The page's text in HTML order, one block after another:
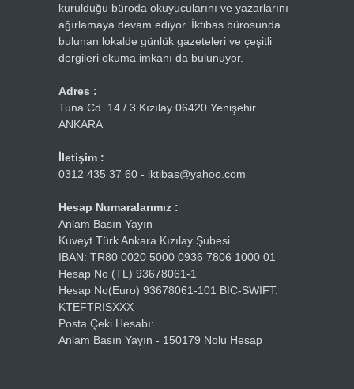
kurulduğu büroda okuyucularını ve yazarlarını
ağırlamaya devam ediyor. İktibas bürosunda
bulunan lokalde günlük gazeteleri ve çeşitli
dergileri okuma imkanı da bulunuyor.
Adres :
Tuna Cd. 14 / 3 Kızılay 06420 Yenişehir
ANKARA
İletişim :
0312 435 37 60 - iktibas@yahoo.com
Hesap Numaralarımız :
Anlam Basın Yayın
Kuveyt Türk Ankara Kızılay Şubesi
IBAN: TR80 0020 5000 0936 7806 1000 01
Hesap No (TL) 93678061-1
Hesap No(Euro) 93678061-101 BIC-SWIFT:
KTEFTRISXXX
Posta Çeki Hesabı:
Anlam Basın Yayın - 150179 Nolu Hesap